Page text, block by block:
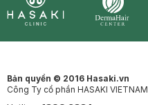
Bản quyền © 2016 Hasaki.vn
Công Ty cổ phần HASAKI VIETNAM